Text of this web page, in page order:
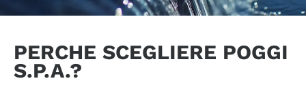
PERCHE SCEGLIERE POGGI
S.P.A.?